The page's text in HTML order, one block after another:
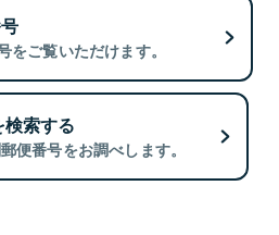
ご覧いただけます。
索する
便番号をお調べします。